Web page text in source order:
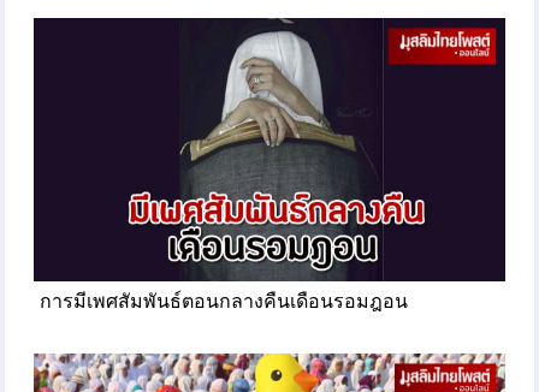
การมีเพศสัมพันธ์ตอนกลางคืนเดือนรอมฎอน